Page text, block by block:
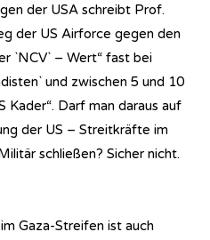
der USA schreibt Prof.
der US Airforce gegen den
`NCV` – Wert“ fast bei
und zwischen 5 und 10
Darf man daraus auf
der US – Streitkräfte im
schließen? Sicher nicht.
Gaza-Streifen ist auch